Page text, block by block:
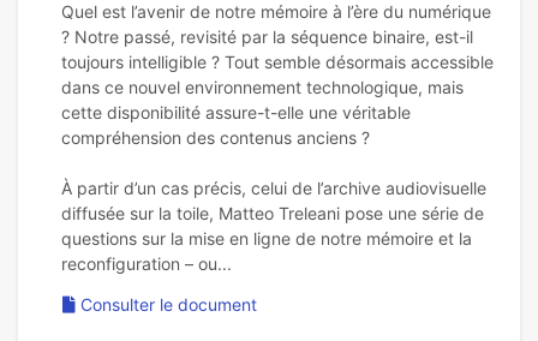
Quel est l’avenir de notre mémoire à l’ère du numérique
? Notre passé, revisité par la séquence binaire, est-il
toujours intelligible ? Tout semble désormais accessible
dans ce nouvel environnement technologique, mais
cette disponibilité assure-t-elle une véritable
compréhension des contenus anciens ?
À partir d’un cas précis, celui de l’archive audiovisuelle
diffusée sur la toile, Matteo Treleani pose une série de
questions sur la mise en ligne de notre mémoire et la
Consulter le document